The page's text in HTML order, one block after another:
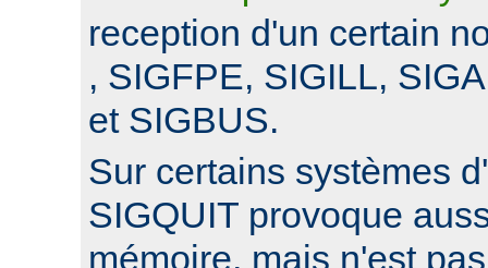
reception d'un certain
, SIGFPE, SIGILL,
et SIGBUS.
Sur certains systèmes
SIGQUIT provoque
mémoire, mais n'est